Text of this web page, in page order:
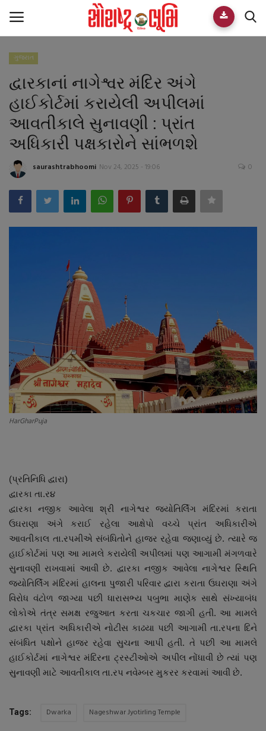
Home
E-paper
Videos
Who We Are
Team
Dipotsav Special
આંતરરાષ્ટ્રીય
રાષ્ટ્રીય
ગુજરાત
Support US
બજારના સમાચાર
નાણાંકીય સમાચાર
સ્થાનિક સમાચાર
સ્પોર્ટ્સ
રાશિફળ
ગુનાખોરી
ગુજરાત
દ્વારકાનાં નાગેશ્વર મંદિર અંગે
હાઈકોર્ટમાં કરાયેલી અપીલમાં
આવતીકાલે સુનાવણી : પ્રાંત
અધિકારી પક્ષકારોને સાંભળશે
saurashtrabhoomi Nov 24, 2025 - 19:06 0
HarGharPuja
(પ્રતિનિધિ દ્વારા)
દ્વારકા તા.ર૪
દ્વારકા નજીક આવેલા શ્રી નાગેશ્વર જ્યોતિર્લિંગ મંદિરમાં કરાતા
ઉઘરાણા અંગે કરાઈ રહેલા આક્ષેપો વચ્ચે પ્રાંત અધિકારીએ
આવતીકાલ તા.રપમીએ સંબંધિતોને હાજર રહેવા જણાવ્યું છે. ત્યારે જ
હાઈકોર્ટમાં પણ આ મામલે કરાયેલી અપીલમાં પણ આગામી મંગળવારે
સુનાવણી રાખવામાં આવી છે. દ્વારકા નજીક આવેલા નાગેશ્વર સ્થિતિ
જ્યોતિર્લિંગ મંદિરમાં હાલના પુજારી પરિવાર દ્વારા કરાતા ઉઘરાણા અંગે
વિરોધ વંટોળ જાગ્યા પછી ધારાસભ્ય પબુભા માણેક સાથે સંખ્યાબંધ
લોકોએ તંત્ર સમક્ષ રજુઆત કરતા ચકચાર જાગી હતી. આ મામલે
દ્વારકા પ્રાંત અધિકારીએ નોટીસ કાઢયા પછી આગામી તા.રપના દિને
સંબંધિત પક્ષોને હાજર રહેવા સુચના આપી હતી. તે પછી આ મામલે
હાઈકોર્ટમાં નાગેશ્વર મંદિરના ટ્રસ્ટીઓએ અપીલ નોંધાવી છે ત્યાં પણ
સુનાવણી માટે આવતીકાલ તા.રપ નવેમ્બર મુકરર કરવામાં આવી છે.
Tags: Dwarka Nageshwar Jyotirling Temple